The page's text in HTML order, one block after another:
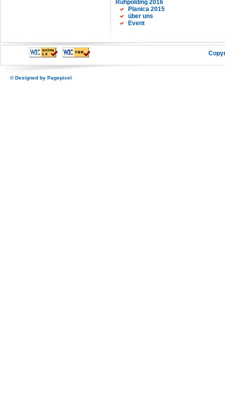
Ruhpolding 2016
Planica 2015
über uns
Event
© Designed by Pagepixel